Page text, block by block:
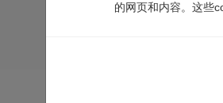
的网页和内容。这些